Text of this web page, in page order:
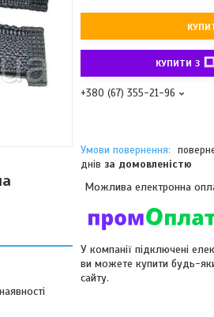
КУПИТИ З
+380 (67) 355-21-96
днів за домовленістю
У компанії підключені
ви можете купити будь-
сайту.